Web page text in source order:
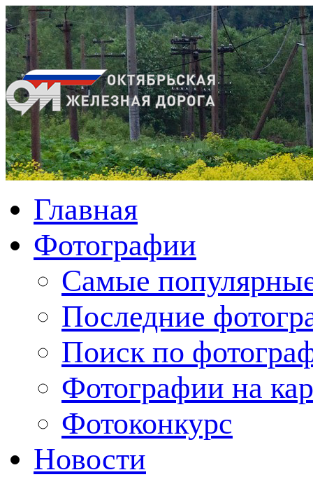
Главная
Фотографии
Cамые
Последние
Поиск по
Фотографии на
Фотоконкурс
Новости